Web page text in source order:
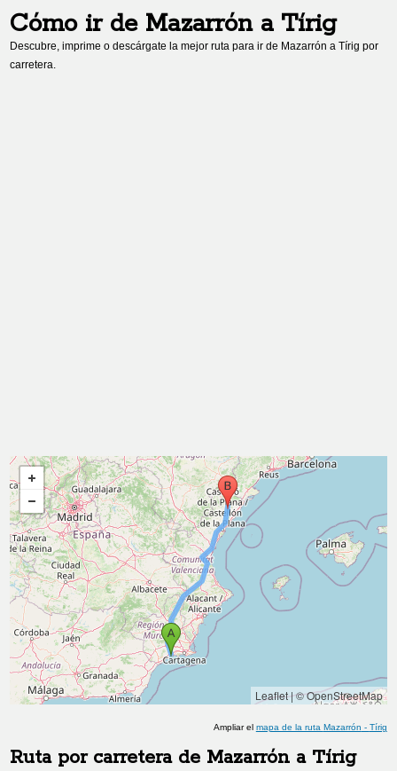
Cómo ir de Mazarróna Tírig
Descubre, imprime o descárgate la mejor ruta para ir de Mazarrón aTírig por
carretera.
Leaflet|© OpenStreetMap
Ampliar el mapa de la ruta Mazarrón - Tírig
Ruta por carretera de Mazarrón a Tírig